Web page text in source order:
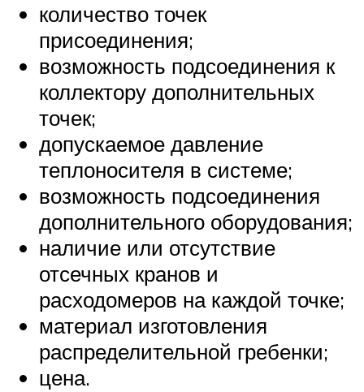
количество точек
присоединения;
возможность подсоединения к
коллектору дополнительных
точек;
допускаемое давление
теплоносителя в системе;
возможность подсоединения
дополнительного оборудования;
наличие или отсутствие
отсечных кранов и
расходомеров на каждой точке;
материал изготовления
распределительной гребенки;
цена.